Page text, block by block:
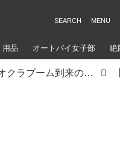
用品 オートバイ女子部 絶
400ccネオクラブーム到来の予感⁉ 横田和彦がホンダ「GB350C」＆ロイヤルフィールド「ブリット350」にフォーカス